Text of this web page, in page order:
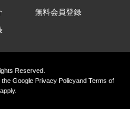
無料会員登録
Reserved.
GooglePrivacy PolicyandTerms of
apply.